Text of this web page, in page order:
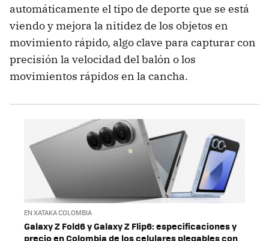
automáticamente el tipo de deporte que se está
viendo y mejora la nitidez de los objetos en
movimiento rápido, algo clave para capturar con
precisión la velocidad del balón o los
movimientos rápidos en la cancha.
EN XATAKA COLOMBIA
Galaxy Z Fold6 y Galaxy Z Flip6: especificaciones y
precio en Colombia de los celulares plegables con